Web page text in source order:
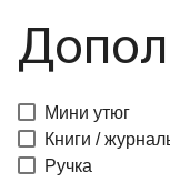
Мини утюг
Книги /
Ручка